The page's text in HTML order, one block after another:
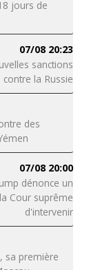
jours de
07/08 20:23
sanctions
contre la Russie
des
07/08 20:00
dénonce un
Cour suprême
d'intervenir
sa première